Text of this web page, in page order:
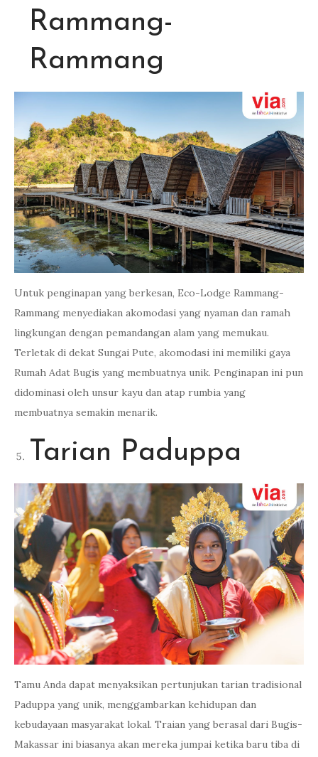
Rammang-
Rammang
Untuk penginapan yang berkesan, Eco-Lodge Rammang-
Rammang menyediakan akomodasi yang nyaman dan ramah
lingkungan dengan pemandangan alam yang memukau.
Terletak di dekat Sungai Pute, akomodasi ini memiliki gaya
Rumah Adat Bugis yang membuatnya unik. Penginapan ini pun
didominasi oleh unsur kayu dan atap rumbia yang
membuatnya semakin menarik.
Tarian Paduppa
Tamu Anda dapat menyaksikan pertunjukan tarian tradisional
Paduppa yang unik, menggambarkan kehidupan dan
kebudayaan masyarakat lokal. Traian yang berasal dari Bugis-
Makassar ini biasanya akan mereka jumpai ketika baru tiba di